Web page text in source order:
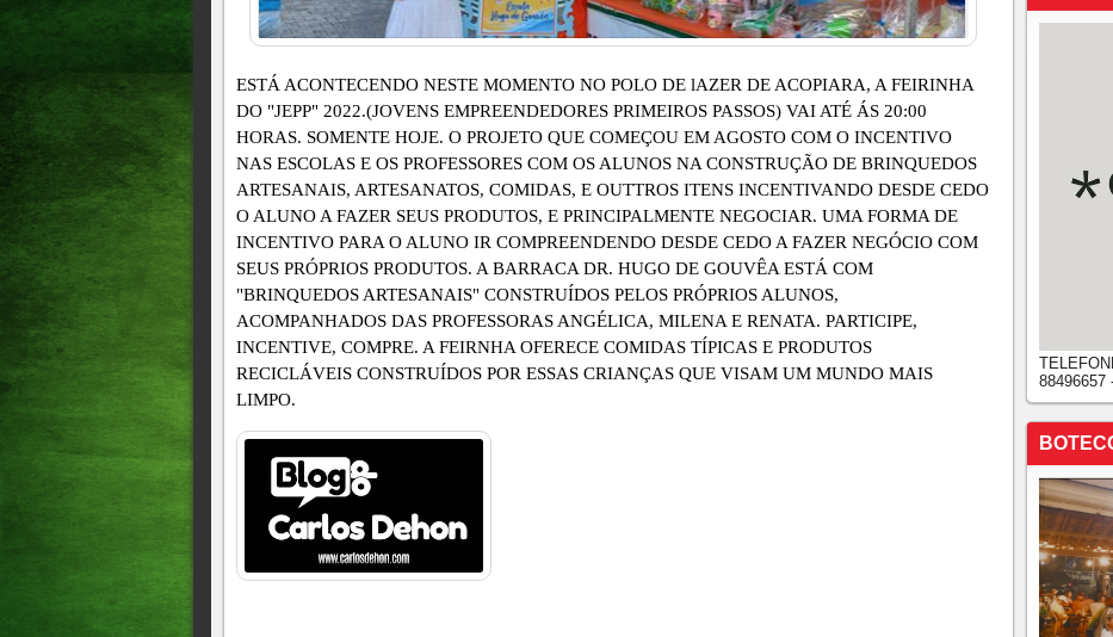
ESTÁ ACONTECENDO NESTE MOMENTO NO POLO DE lAZER DE ACOPIARA, A FEIRINHA
DO "JEPP" 2022.(JOVENS EMPREENDEDORES PRIMEIROS PASSOS) VAI ATÉ ÁS 20:00
HORAS. SOMENTE HOJE. O PROJETO QUE COMEÇOU EM AGOSTO COM O INCENTIVO
NAS ESCOLAS E OS PROFESSORES COM OS ALUNOS NA CONSTRUÇÃO DE BRINQUEDOS
ARTESANAIS, ARTESANATOS, COMIDAS, E OUTTROS ITENS INCENTIVANDO DESDE CEDO
O ALUNO A FAZER SEUS PRODUTOS, E PRINCIPALMENTE NEGOCIAR. UMA FORMA DE
INCENTIVO PARA O ALUNO IR COMPREENDENDO DESDE CEDO A FAZER NEGÓCIO COM
SEUS PRÓPRIOS PRODUTOS. A BARRACA DR. HUGO DE GOUVÊA ESTÁ COM
"BRINQUEDOS ARTESANAIS" CONSTRUÍDOS PELOS PRÓPRIOS ALUNOS,
ACOMPANHADOS DAS PROFESSORAS ANGÉLICA, MILENA E RENATA. PARTICIPE,
INCENTIVE, COMPRE. A FEIRNHA OFERECE COMIDAS TÍPICAS E PRODUTOS
RECICLÁVEIS CONSTRUÍDOS POR ESSAS CRIANÇAS QUE VISAM UM MUNDO MAIS
LIMPO.
88496657